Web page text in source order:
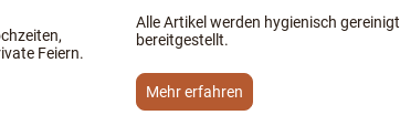
Feiern.
Alle Artikel werden hygienisch gereinigt
bereitgestellt.
Mehr erfahren